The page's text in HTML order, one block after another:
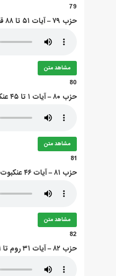
79
حزب ۷۹ – آيات ۵۱ تا ۸۸ قصص
مشاهد متن
80
حزب ۸۰ – آيات ۱ تا ۴۵ عنکبوت
مشاهد متن
81
حزب ۸۱ – آيات ۴۶ عنکبوت تا ۳۰ روم
مشاهد متن
82
حزب ۸۲ – آيات ۳۱ روم تا ۲۱ لقمان